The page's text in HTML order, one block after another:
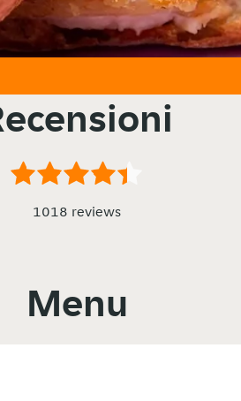
1018 reviews
Menu